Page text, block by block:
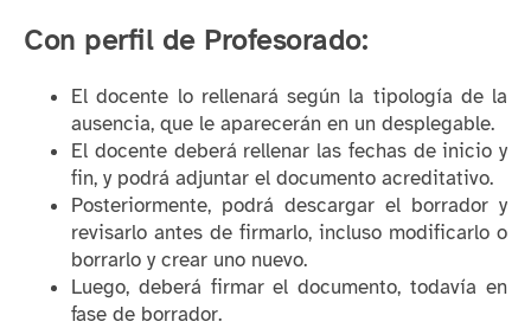
Con perfil de Profesorado:
El docente lo rellenará según la tipología de la
ausencia, que le aparecerán en un desplegable.
El docente deberá rellenar las fechas de inicio y
fin, y podrá adjuntar el documento acreditativo.
Posteriormente, podrá descargar el borrador y
revisarlo antes de firmarlo, incluso modificarlo o
borrarlo y crear uno nuevo.
Luego, deberá firmar el documento, todavía en
fase de borrador.